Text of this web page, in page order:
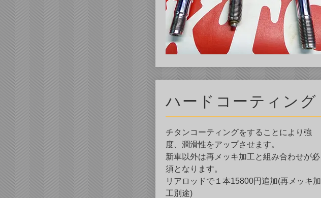
ハードコーティング
チタンコーティングをすることにより強
度、潤滑性をアップさせます。
新車以外は再メッキ加工と組み合わせが必
須となります。
リアロッドで１本15800円追加(再メッキ加
工別途)